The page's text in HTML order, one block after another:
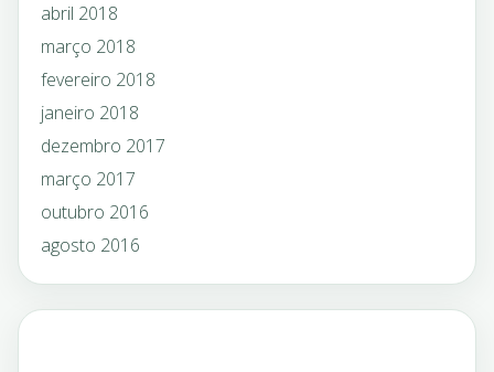
abril 2018
março 2018
fevereiro 2018
janeiro 2018
dezembro 2017
março 2017
outubro 2016
agosto 2016